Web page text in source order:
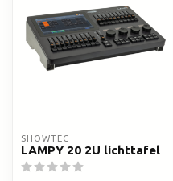
SHOWTEC
LAMPY 20 2U lichttafel